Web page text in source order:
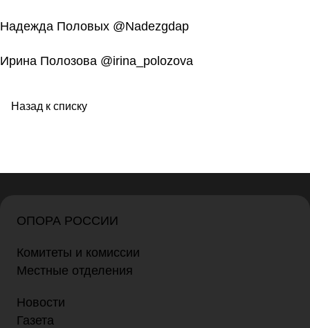
Надежда Половых @Nadezgdap
Ирина Полозова @irina_polozova
Назад к списку
ОПОРА РОССИИ
Комитеты и комиссии
Местные отделения
Новости
Газета